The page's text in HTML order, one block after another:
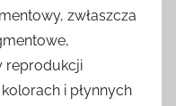
zwłaszcza
reprodukcji
i płynnych